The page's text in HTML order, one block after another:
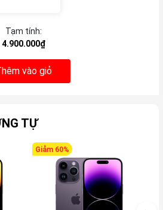
Tạm tính:
4.900.000₫
vào giỏ
TỰ
Giảm 60%